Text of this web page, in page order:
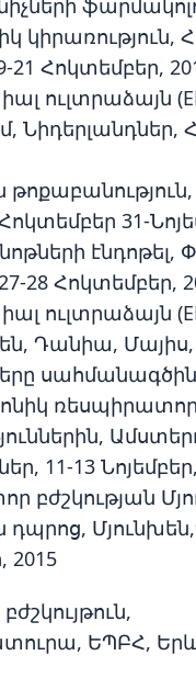
կիրառություն,
Հոկտեմբեր,
ուլտրաձայն
Նիդերլանդներ,
31-
էնդոթել,
28 Հոկտեմբեր,
ուլտրաձայն
Դանիա, Մայիս,
ռեսպիրատոր
11-13
բժշկության
դպրոց,
2015
ԵՊԲՀ,